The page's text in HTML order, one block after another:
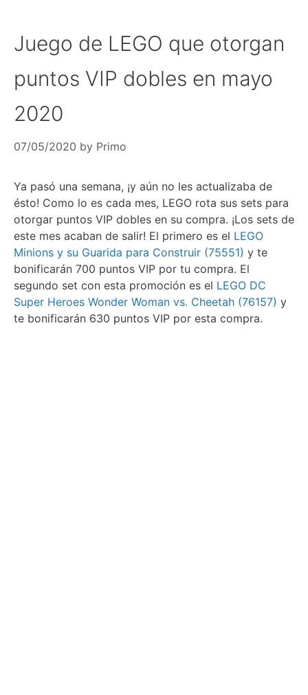
Juego de LEGO que otorgan
puntos VIP dobles en mayo
2020
07/05/2020 by Primo
Ya pasó una semana, ¡y aún no les actualizaba de
ésto! Como lo es cada mes, LEGO rota sus sets para
otorgar puntos VIP dobles en su compra. ¡Los sets de
este mes acaban de salir! El primero es el LEGO
Minions y su Guarida para Construir (75551) y te
bonificarán 700 puntos VIP por tu compra. El
segundo set con esta promoción es el LEGO DC
Super Heroes Wonder Woman vs. Cheetah (76157) y
te bonificarán 630 puntos VIP por esta compra.